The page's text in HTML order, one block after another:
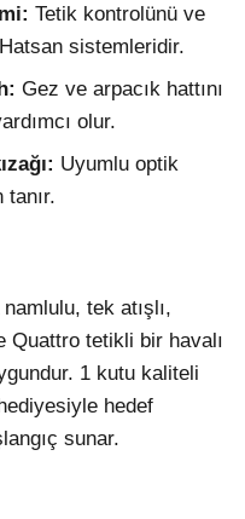
Tetik kontrolünü ve
sistemleridir.
Gez ve arpacık hattını
olur.
Uyumlu optik
tek atışlı,
Quattro tetikli bir havalı
1 kutu kaliteli
hedef
sunar.